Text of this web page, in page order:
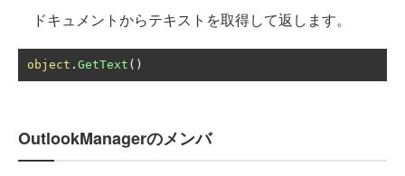
ドキュメントからテキストを取得して返します。
object . GetText ()
OutlookManagerのメンバ